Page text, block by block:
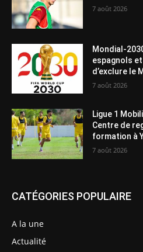
7 août 2026
Mondial-
espagnols
d’exclure le
7 août 2026
Ligue 1
Centre de
formation à
7 août 2026
CATÉGORIES POPULAIRE
A la une
Actualité